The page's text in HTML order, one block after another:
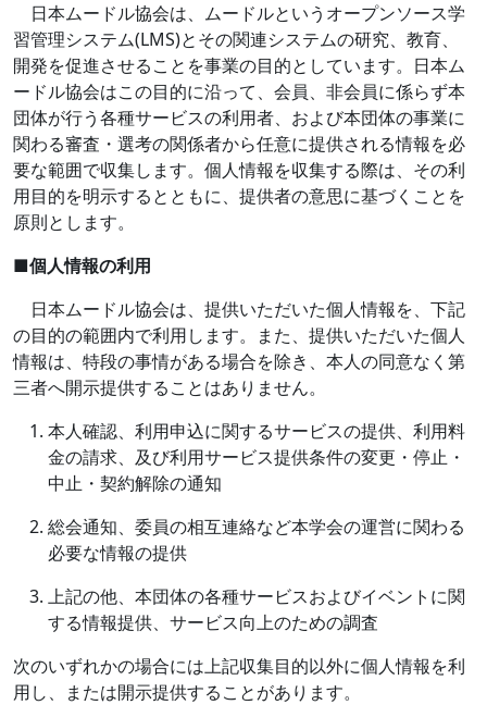
日本ムードル協会は、ムードルというオープンソース学
習管理システム(LMS)とその関連システムの研究、教育、
開発を促進させることを事業の目的としています。日本ム
ードル協会はこの目的に沿って、会員、非会員に係らず本
団体が行う各種サービスの利用者、および本団体の事業に
関わる審査・選考の関係者から任意に提供される情報を必
要な範囲で収集します。個人情報を収集する際は、その利
用目的を明示するとともに、提供者の意思に基づくことを
原則とします。
■個人情報の利用
日本ムードル協会は、提供いただいた個人情報を、下記
の目的の範囲内で利用します。また、提供いただいた個人
情報は、特段の事情がある場合を除き、本人の同意なく第
三者へ開示提供することはありません。
本人確認、利用申込に関するサービスの提供、利用料
金の請求、及び利用サービス提供条件の変更・停止・
中止・契約解除の通知
総会通知、委員の相互連絡など本学会の運営に関わる
必要な情報の提供
上記の他、本団体の各種サービスおよびイベントに関
する情報提供、サービス向上のための調査
次のいずれかの場合には上記収集目的以外に個人情報を利
用し、または開示提供することがあります。